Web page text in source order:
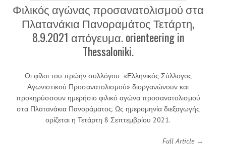
Φιλικός αγώνας προσανατολισμού στα
Πλατανάκια Πανοραμάτος Τετάρτη,
8.9.2021 απόγευμα. orienteering in
Thessaloniki.
Οι φίλοι του πρώην συλλόγου «Ελληνικός Σύλλογος
Αγωνιστικού Προσανατολισμού» διοργανώνουν και
προκηρύσσουν ημερήσιο φιλικό αγώνα προσανατολισμού
στα Πλατανάκια Πανοράματος. Ως ημερομηνία διεξαγωγής
ορίζεται η Τετάρτη 8 Σεπτεμβρίου 2021.
Full Article →